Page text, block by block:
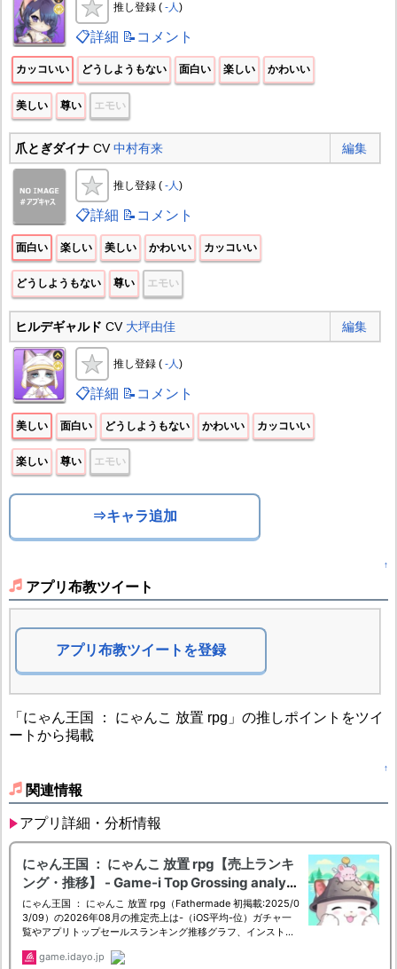
推し登録 ( -人)
📋詳細 📝コメント
カッコいい どうしようもない 面白い 楽しい かわいい
美しい 尊い エモい
爪とぎダイナCV中村有来 編集
推し登録 ( -人)
📋詳細 📝コメント
面白い 楽しい 美しい かわいい カッコいい
どうしようもない 尊い エモい
ヒルデギャルド CV 大坪由佳 編集
推し登録 ( -人)
📋詳細 📝コメント
美しい 面白い どうしようもない かわいい カッコいい
楽しい 尊い エモい
⇒キャラ追加
↑
アプリ布教ツイート
アプリ布教ツイートを登録
「にゃん王国 ： にゃんこ 放置 rpg」の推しポイントをツイ
ートから掲載
↑
関連情報
アプリ詳細・分析情報